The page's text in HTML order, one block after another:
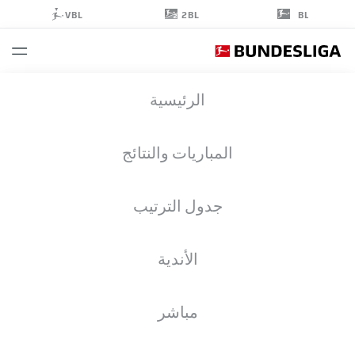
BL
2BL
VBL
الرئيسية
المباريات والنتائج
جدول الترتيب
الأندية
مباشر